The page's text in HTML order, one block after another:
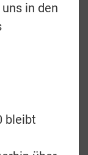
in den
bleibt